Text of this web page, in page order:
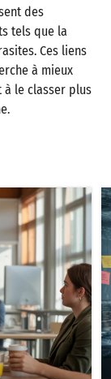
des
tels que la
Ces liens
à mieux
à le classer plus